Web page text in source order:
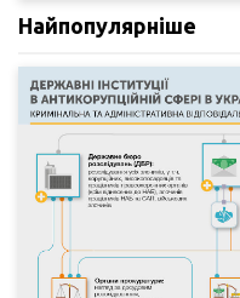
Найпопулярніше